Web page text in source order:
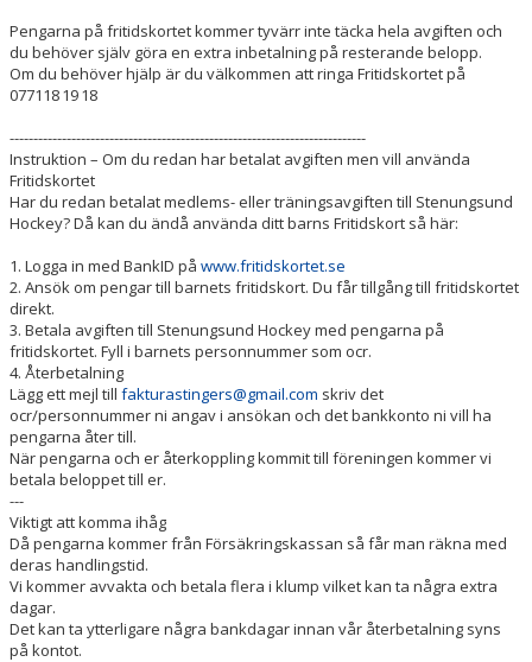
Pengarna på fritidskortet kommer tyvärr inte täcka hela avgiften och
du behöver själv göra en extra inbetalning på resterande belopp.
Om du behöver hjälp är du välkommen att ringa Fritidskortet på
077118 19 18
---------------------------------------------------------------------------
Instruktion – Om du redan har betalat avgiften men vill använda
Fritidskortet
Har du redan betalat medlems- eller träningsavgiften till Stenungsund
Hockey? Då kan du ändå använda ditt barns Fritidskort så här:
1. Logga in med BankID på www.fritidskortet.se
2. Ansök om pengar till barnets fritidskort. Du får tillgång till fritidskortet
direkt.
3. Betala avgiften till Stenungsund Hockey med pengarna på
fritidskortet. Fyll i barnets personnummer som ocr.
4. Återbetalning
Lägg ett mejl till fakturastingers@gmail.com skriv det
ocr/personnummer ni angav i ansökan och det bankkonto ni vill ha
pengarna åter till.
När pengarna och er återkoppling kommit till föreningen kommer vi
betala beloppet till er.
---
Viktigt att komma ihåg
Då pengarna kommer från Försäkringskassan så får man räkna med
deras handlingstid.
Vi kommer avvakta och betala flera i klump vilket kan ta några extra
dagar.
Det kan ta ytterligare några bankdagar innan vår återbetalning syns
på kontot.